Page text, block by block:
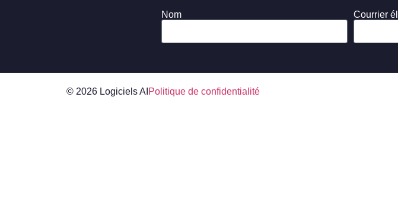
Nom Courrier
© 2026 Logiciels AI Politique de confidentialité